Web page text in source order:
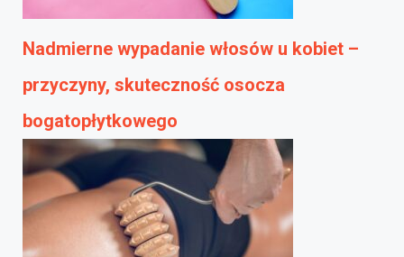
Nadmierne wypadanie włosów u kobiet –
przyczyny, skuteczność osocza
bogatopłytkowego